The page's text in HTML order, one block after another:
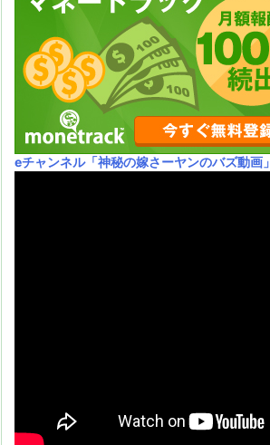
eチャンネル「神秘の嫁さーヤンのバズ動画」